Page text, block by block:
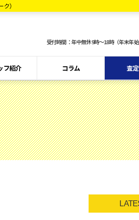
）
受付時間：年中無休9時〜18時（年末年始
フ紹介 コラム 査